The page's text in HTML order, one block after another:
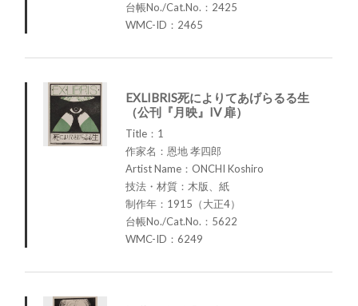
台帳No./Cat.No.：2425
WMC-ID：2465
EXLIBRIS死によりてあげらるる生
（公刊『月映』IV 扉）
Title：1
作家名：恩地 孝四郎
Artist Name：ONCHI Koshiro
技法・材質：木版、紙
制作年：1915（大正4）
台帳No./Cat.No.：5622
WMC-ID：6249